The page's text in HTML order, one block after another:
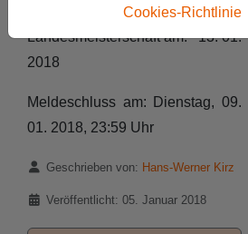
Landesmeisterschaft am: 13. 01.
2018
Meldeschluss am: Dienstag, 09.
01. 2018, 23:59 Uhr
DetailsGeschrieben von: Hans-Werner Kirz
Veröffentlicht: 05. Januar 2018
Cookies-Richtlinie